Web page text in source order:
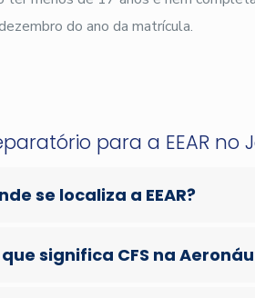
do ano da matrícula.
para a EEAR
se localiza a EEAR?
que significa CFS na